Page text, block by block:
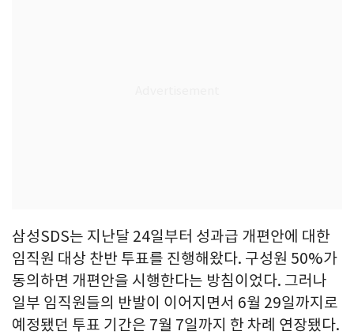
삼성SDS는 지난달 24일부터 성과급 개편안에 대한
임직원 대상 찬반 투표를 진행해왔다. 구성원 50%가
동의하면 개편안을 시행한다는 방침이었다. 그러나
일부 임직원들의 반발이 이어지면서 6월 29일까지로
예정됐던 투표 기간은 7월 7일까지 한 차례 연장됐다.